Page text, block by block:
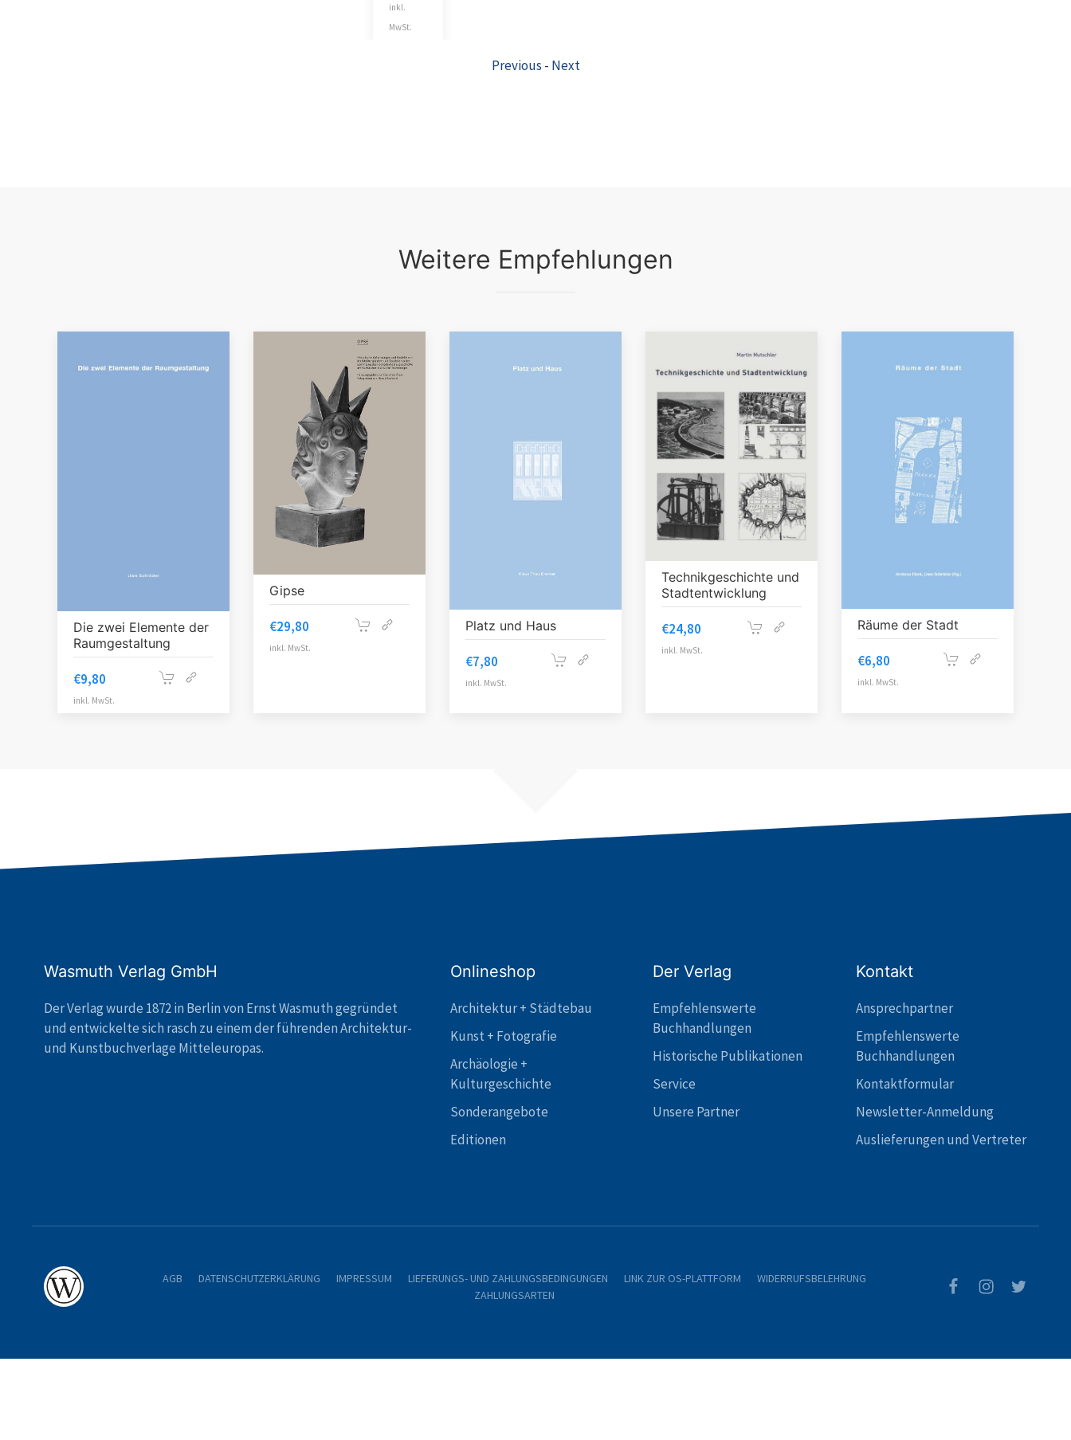
inkl.
MwSt.
Previous - Next
Weitere Empfehlungen
Die zwei Elemente der
Raumgestaltung
€9,80
inkl. MwSt.
Gipse
€29,80
inkl. MwSt.
Platz und Haus
€7,80
inkl. MwSt.
Technikgeschichte und
Stadtentwicklung
€24,80
inkl. MwSt.
Räume der Stadt
€6,80
inkl. MwSt.
Wasmuth Verlag GmbH
Der Verlag wurde 1872 in Berlin von Ernst Wasmuth gegründet
und entwickelte sich rasch zu einem der führenden Architektur-
und Kunstbuchverlage Mitteleuropas.
Onlineshop
Architektur + Städtebau
Kunst + Fotografie
Archäologie +
Kulturgeschichte
Sonderangebote
Editionen
Der Verlag
Empfehlenswerte
Buchhandlungen
Historische Publikationen
Service
Unsere Partner
Kontakt
Ansprechpartner
Empfehlenswerte
Buchhandlungen
Kontaktformular
Newsletter-Anmeldung
Auslieferungen und Vertreter
AGB DATENSCHUTZERKLÄRUNG IMPRESSUM LIEFERUNGS- UND ZAHLUNGSBEDINGUNGEN LINK ZUR OS-PLATTFORM
WIDERRUFSBELEHRUNG
ZAHLUNGSARTEN